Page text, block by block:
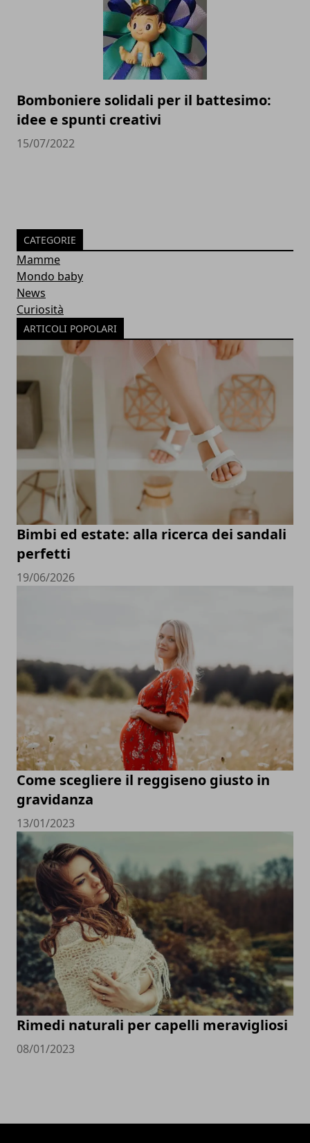
Bomboniere solidali per il battesimo:
idee e spunti creativi
15/07/2022
CATEGORIE
Mamme
Mondo baby
News
Curiosità
ARTICOLI POPOLARI
Bimbi ed estate: alla ricerca dei sandali
perfetti
19/06/2026
Come scegliere il reggiseno giusto in
gravidanza
13/01/2023
Rimedi naturali per capelli meravigliosi
08/01/2023